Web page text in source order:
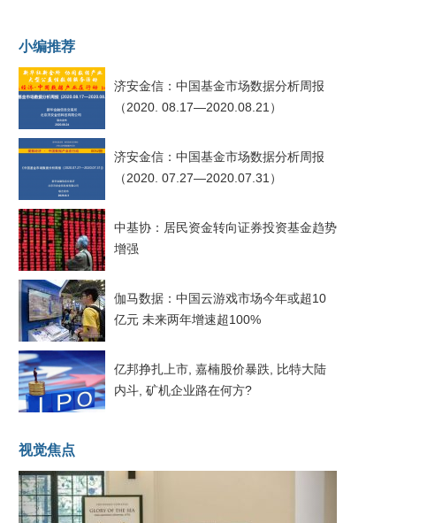
小编推荐
济安金信：中国基金市场数据分析周报
（2020. 08.17—2020.08.21）
济安金信：中国基金市场数据分析周报
（2020. 07.27—2020.07.31）
中基协：居民资金转向证券投资基金趋势
增强
伽马数据：中国云游戏市场今年或超10
亿元 未来两年增速超100%
亿邦挣扎上市, 嘉楠股价暴跌, 比特大陆
内斗, 矿机企业路在何方?
视觉焦点